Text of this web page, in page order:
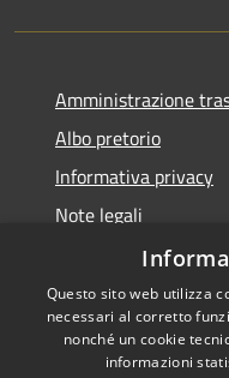
Amministrazione
Albo pretorio
Informativa privacy
Note legali
Dichiarazione di
Questo sito web utilizza
necessari al corretto
nonché un cookie
informazioni